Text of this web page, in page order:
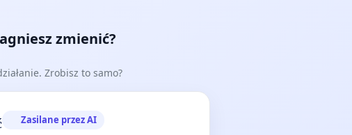
zmienić?
Zrobisz to samo?
Zasilane przez AI